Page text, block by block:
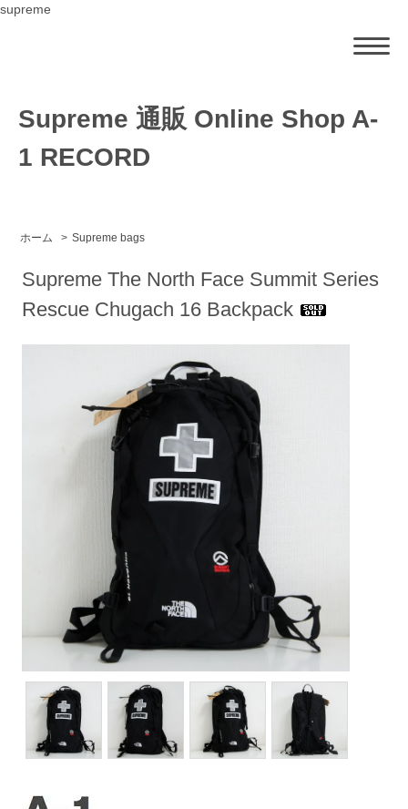
supreme
Supreme 通販 Online Shop A-
1 RECORD
ホーム > Supreme bags
Supreme The North Face Summit Series
Rescue Chugach 16 Backpack